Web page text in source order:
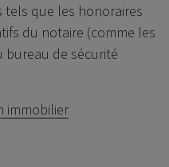
tels que les honoraires
du notaire (comme les
bureau de sécurité
immobilier